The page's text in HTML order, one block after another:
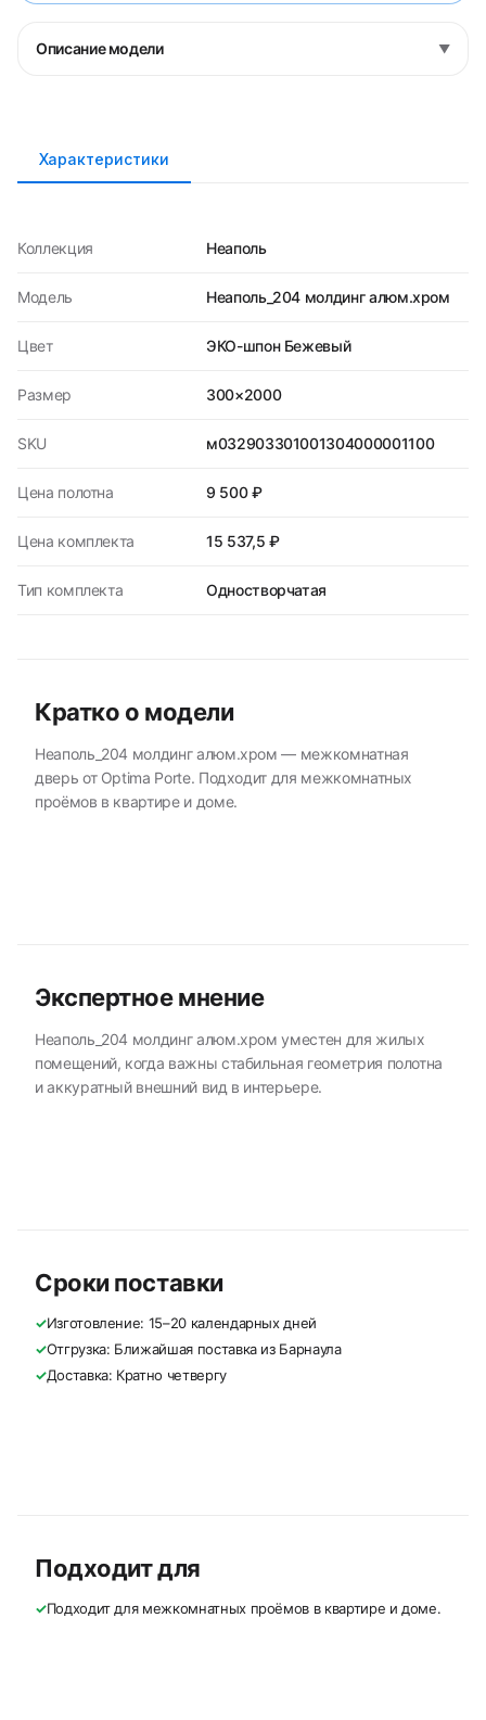
Описание модели ▼
Характеристики
Коллекция Неаполь
Модель Неаполь_204 молдинг алюм.хром
Цвет ЭКО-шпон Бежевый
Размер 300×2000
SKU м032903301001304000001100
Цена полотна 9 500 ₽
Цена комплекта 15 537,5 ₽
Тип комплекта Одностворчатая
Кратко о модели
Неаполь_204 молдинг алюм.хром — межкомнатная
дверь от Optima Porte. Подходит для межкомнатных
проёмов в квартире и доме.
Экспертное мнение
Неаполь_204 молдинг алюм.хром уместен для жилых
помещений, когда важны стабильная геометрия полотна
и аккуратный внешний вид в интерьере.
Сроки поставки
✓Изготовление: 15–20 календарных дней
✓Отгрузка: Ближайшая поставка из Барнаула
✓Доставка: Кратно четвергу
Подходит для
✓Подходит для межкомнатных проёмов в квартире и доме.